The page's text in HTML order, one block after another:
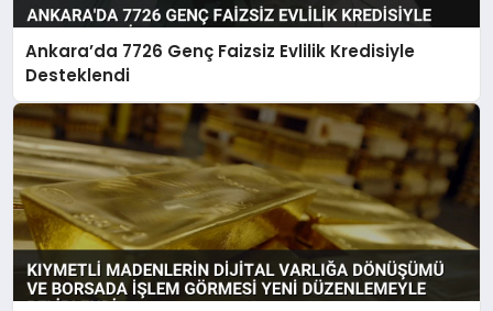
Ankara’da 7726 Genç Faizsiz Evlilik Kredisiyle
Desteklendi